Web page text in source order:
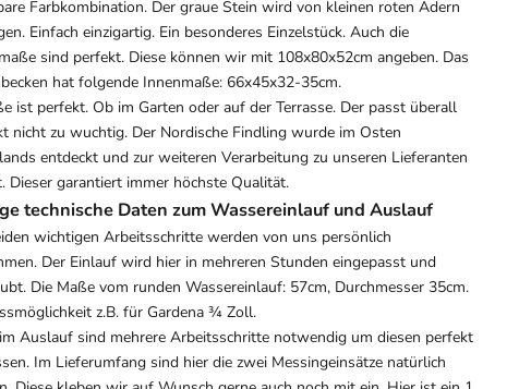
Farbkombination. Der graue Stein wird von kleinen roten Adern
Einfach einzigartig. Ein besonderes Einzelstück. Auch die
sind perfekt. Diese können wir mit 108x80x52cm angeben. Das
hat folgende Innenmaße: 66x45x32-35cm.
ist perfekt. Ob im Garten oder auf der Terrasse. Der passt überall
nicht zu wuchtig. Der Nordische Findling wurde im Osten
entdeckt und zur weiteren Verarbeitung zu unseren Lieferanten
Dieser garantiert immer höchste Qualität.
technische Daten zum Wassereinlauf und Auslauf
wichtigen Arbeitsschritte werden von uns persönlich
Der Einlauf wird hier in mehreren Stunden eingepasst und
Die Maße vom runden Wassereinlauf: 57cm, Durchmesser 35cm.
z.B. für Gardena ¾ Zoll.
Auslauf sind mehrere Arbeitsschritte notwendig um diesen perfekt
Im Lieferumfang sind hier die zwei Messingeinsätze natürlich